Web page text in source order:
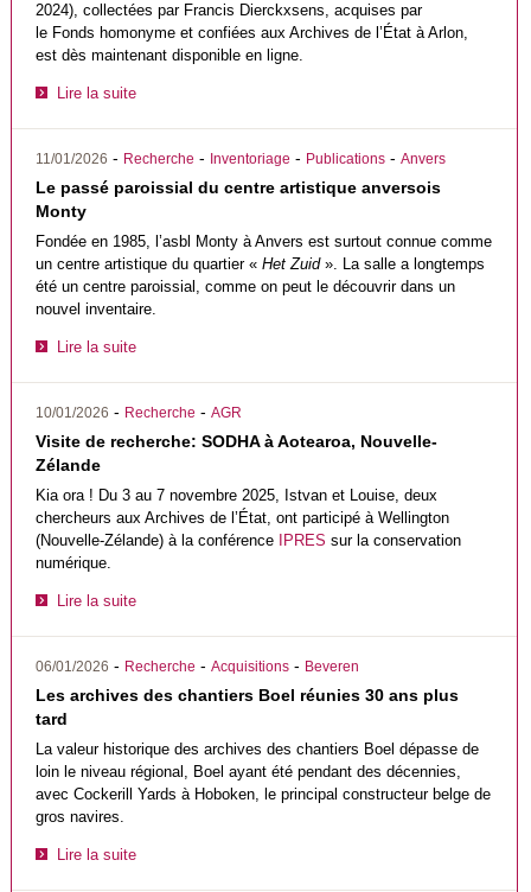
2024), collectées par Francis Dierckxsens, acquises par
le Fonds homonyme et confiées aux Archives de l’État à Arlon,
est dès maintenant disponible en ligne.
Lire la suite
11/01/2026 - Recherche - Inventoriage - Publications -Anvers
Le passé paroissial du centre artistique anversois
Monty
Fondée en 1985, l’asbl Monty à Anvers est surtout connue comme
un centre artistique du quartier «Het Zuid». La salle a longtemps
été un centre paroissial, comme on peut le découvrir dans un
nouvel inventaire.
Lire la suite
10/01/2026 - Recherche -AGR
Visite de recherche: SODHA à Aotearoa, Nouvelle-
Zélande
Kia ora ! Du 3 au 7 novembre 2025, Istvan et Louise, deux
chercheurs aux Archives de l’État, ont participé à Wellington
(Nouvelle-Zélande) à la conférence
IPRES sur la conservation
numérique.
Lire la suite
06/01/2026 - Recherche -Acquisitions - Beveren
Les archives des chantiers Boel réunies 30 ans plus
tard
La valeur historique des archives des chantiers Boel dépasse de
loin le niveau régional, Boel ayant été pendant des décennies,
avec Cockerill Yards à Hoboken, le principal constructeur belge de
gros navires.
Lire la suite